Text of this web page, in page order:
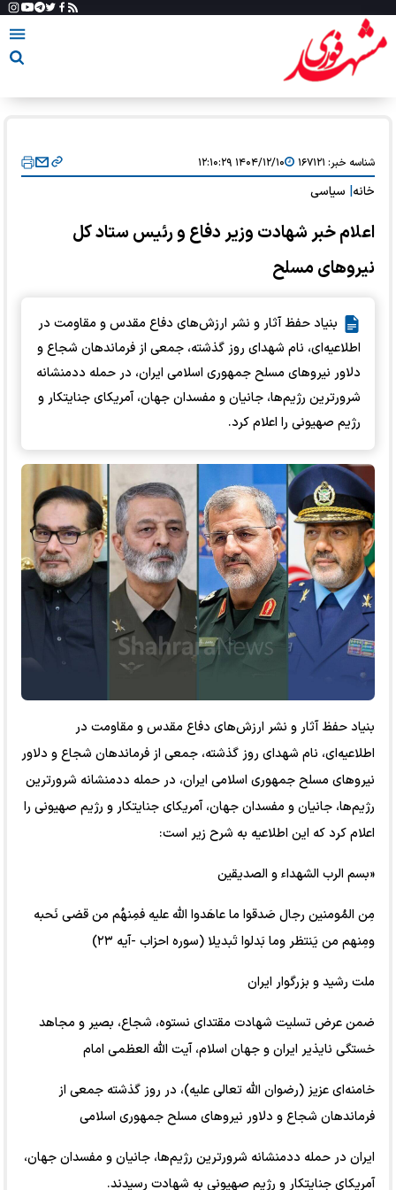
شناسه خبر: ۱۶۷۱۲۱ ۱۴۰۴/۱۲/۱۰ ۱۲:۱۰:۲۹
خانه سیاسی
اعلام خبر شهادت وزیر دفاع و رئیس ستاد کل
نیروهای مسلح
بنیاد حفظ آثار و نشر ارزش‌های دفاع مقدس و مقاومت در
اطلاعیه‌ای، نام شهدای روز گذشته، جمعی از فرماندهان شجاع و
دلاور نیرو‌های مسلح جمهوری اسلامی ایران، در حمله ددمنشانه
شرورترین رژیم‌ها، جانیان و مفسدان جهان، آمریکای جنایتکار و
رژیم صهیونی را اعلام کرد.
بنیاد حفظ آثار و نشر ارزش‌های دفاع مقدس و مقاومت در
اطلاعیه‌ای، نام شهدای روز گذشته، جمعی از فرماندهان شجاع و دلاور
نیرو‌های مسلح جمهوری اسلامی ایران، در حمله ددمنشانه شرورترین
رژیم‌ها، جانیان و مفسدان جهان، آمریکای جنایتکار و رژیم صهیونی را
اعلام کرد که این اطلاعیه به شرح زیر است:
«بسم الرب الشهداء و الصدیقین
مِن المُومنین رجال صَدقوا ما عاهَدوا الله علیه فمِنهُم من قضى نَحبه
ومِنهم من یَنتظر وما بَدلوا تَبدیلا (سوره احزاب -آیه ٢٣)
ملت رشید و بزرگوار ایران
ضمن عرض تسلیت شهادت مقتداى نستوه، شجاع، بصیر و مجاهد
خستگى نایذیر ایران و جهان اسلام، آیت الله العظمى امام
خامنه‌ای عزیز (رضوان الله تعالی علیه)، در روز گذشته جمعی از
فرماندهان شجاع و دلاور نیرو‌های مسلح جمهوری اسلامی
ایران در حمله ددمنشانه شرورترین رژیم‌ها، جانیان و مفسدان جهان،
آمریکای جنایتکار و رژیم صهیونی به شهادت رسیدند.